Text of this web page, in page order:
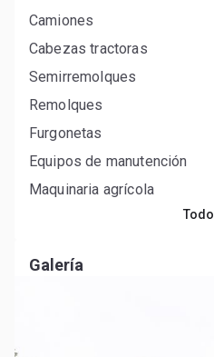
Camiones
Cabezas tractoras
Semirremolques
Remolques
Furgonetas
Equipos de manutención
Maquinaria agrícola
Todo
Galería